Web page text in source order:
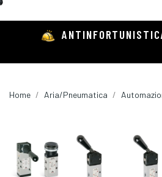
Home Aria/Pneumatica